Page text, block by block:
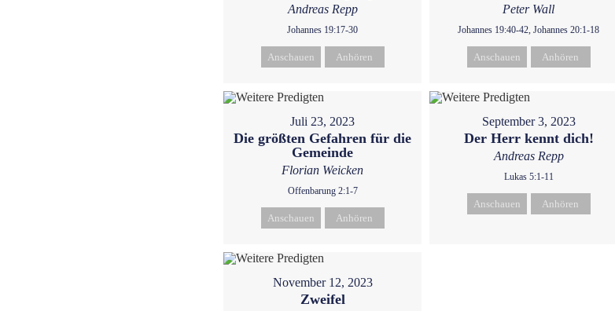
Andreas Repp
Johannes 19:17-30
Anschauen Anhören
Peter Wall
Johannes 19:40-42, Johannes 20:1-18
Anschauen Anhören
Juli 23, 2023
Die größten Gefahren für die
Gemeinde
Florian Weicken
Offenbarung 2:1-7
Anschauen Anhören
September 3, 2023
Der Herr kennt dich!
Andreas Repp
Lukas 5:1-11
Anschauen Anhören
November 12, 2023
Zweifel